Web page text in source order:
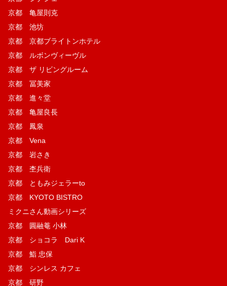
京都 亀屋則克
京都 池坊
京都 京都ブライトンホテル
京都 ルボンヴィーヴル
京都 ザ リビングルーム
京都 冨美家
京都 進々堂
京都 亀屋良長
京都 鳳泉
京都 Vena
京都 岩さき
京都 杢兵衛
京都 ともみジェラーto
京都 KYOTO BISTRO
ミクニさん動画シリーズ
京都 圓融菴 小林
京都 ショコラ Dari K
京都 鮨 忠保
京都 シンレス カフェ
京都 研野